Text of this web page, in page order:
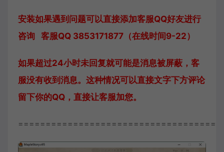
安装如果遇到问题可以直接添加客服QQ好友进行
咨询 客服QQ 3853171877（在线时间9-22）
如果超过24小时未回复就可能是消息被屏蔽，客
服没有收到消息。这种情况可以直接文字下方评论
留下你的QQ，直接让客服加您。